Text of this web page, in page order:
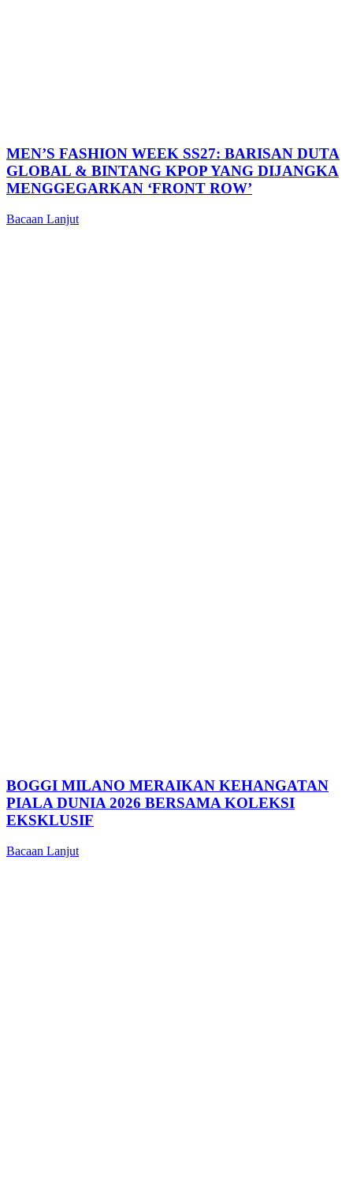
MEN’S FASHION WEEK SS27: BARISAN DUTA
GLOBAL & BINTANG KPOP YANG DIJANGKA
MENGGEGARKAN ‘FRONT ROW’
Bacaan Lanjut
BOGGI MILANO MERAIKAN KEHANGATAN
PIALA DUNIA 2026 BERSAMA KOLEKSI
EKSKLUSIF
Bacaan Lanjut